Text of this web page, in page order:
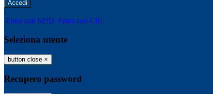
-
Entra con SPID Entra con CIE
Seleziona utente
button close ×
Recupero password